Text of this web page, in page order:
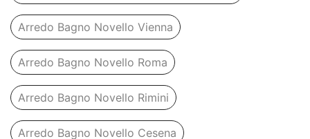
Arredo Bagno Novello Vienna
Arredo Bagno Novello Roma
Arredo Bagno Novello Rimini
Arredo Bagno Novello Cesena